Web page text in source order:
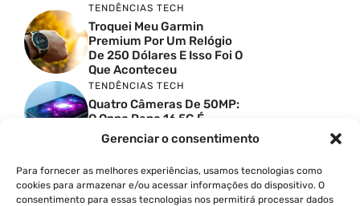
Gerenciar o consentimento
Para fornecer as melhores experiências, usamos tecnologias como
cookies para armazenar e/ou acessar informações do dispositivo. O
consentimento para essas tecnologias nos permitirá processar dados
TENDÊNCIAS TECH
Troquei Meu Garmin
Premium Por Um Relógio
De 250 Dólares E Isso Foi O
Que Aconteceu
TENDÊNCIAS TECH
Quatro Câmeras De 50MP:
O Oppo Reno 16 5G É
Absurdo
Comparativo De
Especificações Entre O
Vivo X300 Ultra E O